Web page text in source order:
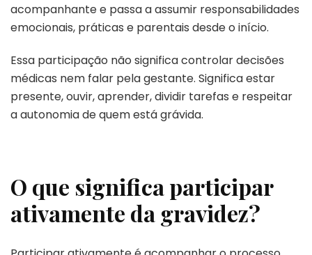
acompanhante e passa a assumir responsabilidades
emocionais, práticas e parentais desde o início.
Essa participação não significa controlar decisões
médicas nem falar pela gestante. Significa estar
presente, ouvir, aprender, dividir tarefas e respeitar
a autonomia de quem está grávida.
O que significa participar
ativamente da gravidez?